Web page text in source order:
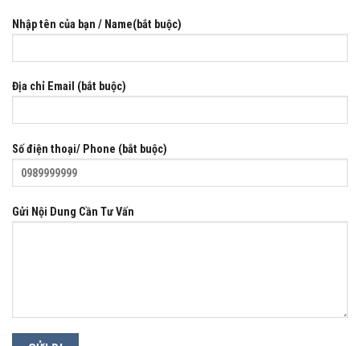
Nhập tên của bạn / Name(bắt buộc)
Địa chỉ Email (bắt buộc)
Số điện thoại/ Phone (bắt buộc)
Gửi Nội Dung Cần Tư Vấn